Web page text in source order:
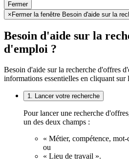
Fermer
× Fermer la fenêtre Besoin d'aide sur la
Besoin d'aide sur la
d'emploi ?
Besoin d'aide sur la recherche d'offres
informations essentielles en cliquant sur
1. Lancer votre recherche
Pour lancer une recherche
un des deux champs :
« Métier, compétence,
ou
« Lieu de travail ».